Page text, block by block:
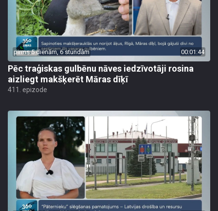
pirms 5 dienām, 6 stundām 00:01:44
Pēc traģiskas gulbēnu nāves iedzīvotāji rosina
aizliegt makšķerēt Māras dīķī
411. epizode